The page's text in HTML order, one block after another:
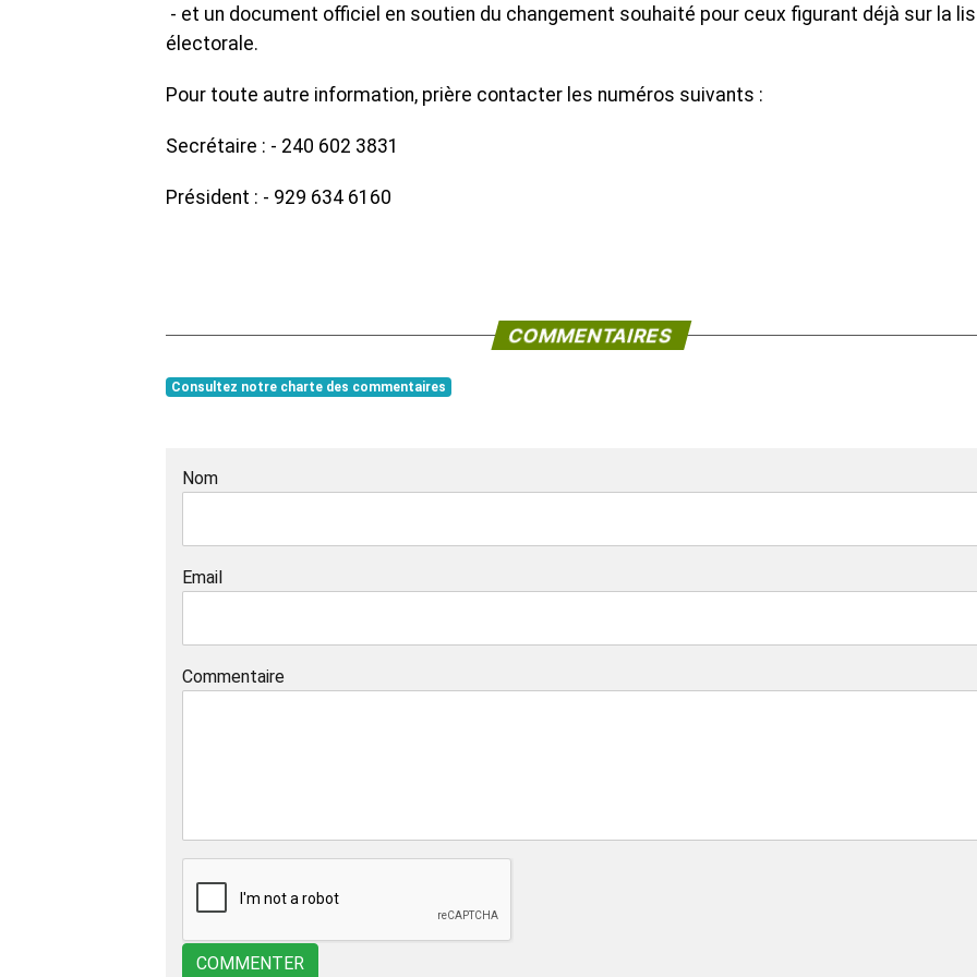
- et un document officiel en soutien du changement souhaité pour ceux figurant déjà sur la
électorale.
Pour toute autre information, prière contacter les numéros suivants :
Secrétaire : - 240 602 3831
Président : - 929 634 6160
COMMENTAIRES
Consultez notre charte des commentaires
Nom
Email
Commentaire
COMMENTER